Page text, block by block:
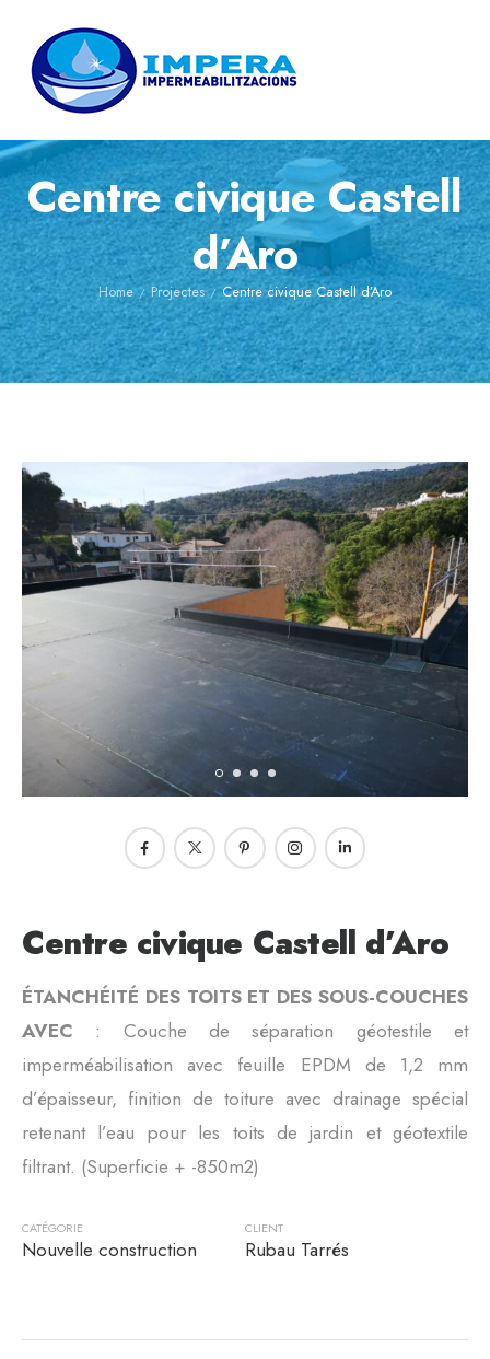
Centre civique Castell
d’Aro
Home / Projectes / Centre civique Castell d’Aro
Centre civique Castell d’Aro
ÉTANCHÉITÉ DES TOITS ET DES SOUS-COUCHES
AVEC : Couche de séparation géotestile et
imperméabilisation avec feuille EPDM de 1,2 mm
d’épaisseur, finition de toiture avec drainage spécial
retenant l’eau pour les toits de jardin et géotextile
filtrant. (Superficie + -850m2)
CATÉGORIE
Nouvelle construction
CLIENT
Rubau Tarrés